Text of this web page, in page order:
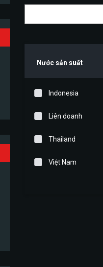
Nước sản suất
Indonesia
Liên doanh
Thailand
Việt Nam